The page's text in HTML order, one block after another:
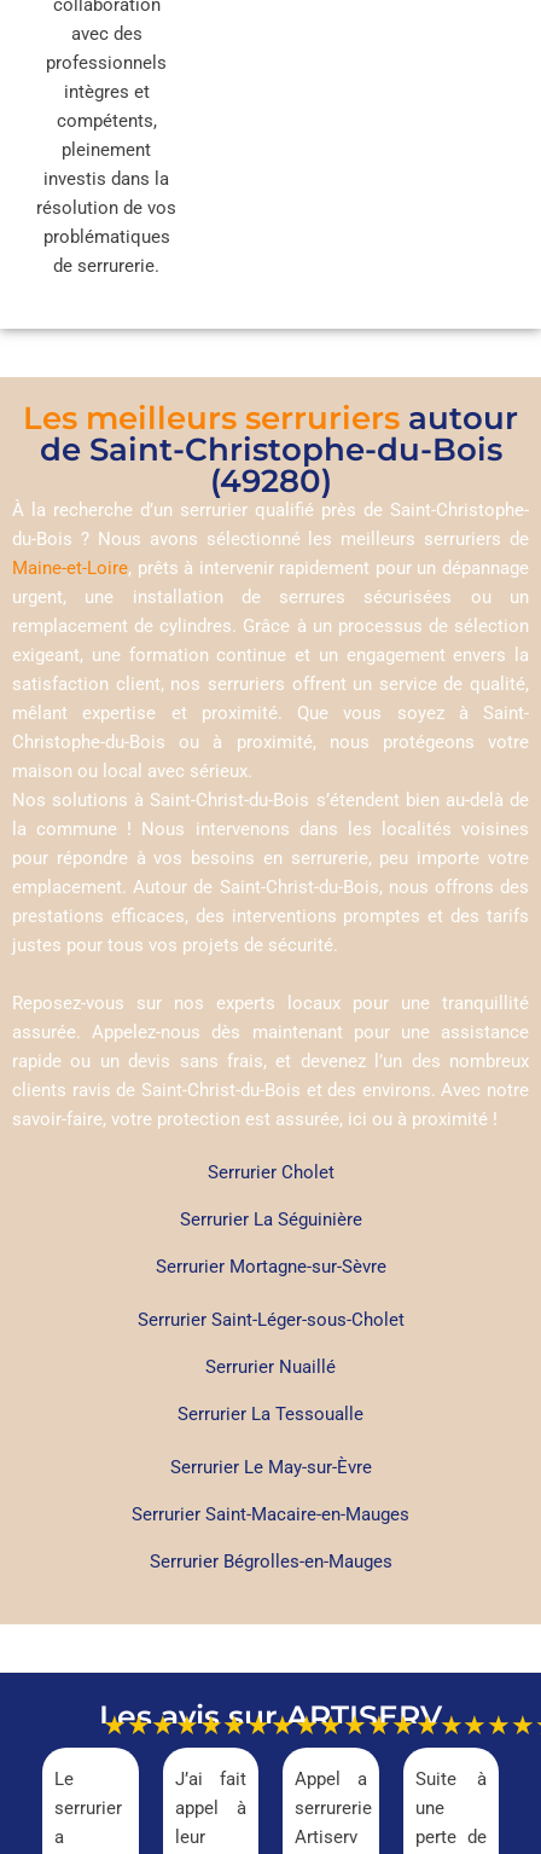
collaboration
avec des
professionnels
intègres et
compétents,
pleinement
investis dans la
résolution de vos
problématiques
de serrurerie.
Les meilleurs serruriers autour
de Saint-Christophe-du-Bois
(49280)
À la recherche d’un serrurier qualifié près de Saint-Christophe-
du-Bois ? Nous avons sélectionné les meilleurs serruriers de
Maine-et-Loire, prêts à intervenir rapidement pour un dépannage
urgent, une installation de serrures sécurisées ou un
remplacement de cylindres. Grâce à un processus de sélection
exigeant, une formation continue et un engagement envers la
satisfaction client, nos serruriers offrent un service de qualité,
mêlant expertise et proximité. Que vous soyez à Saint-
Christophe-du-Bois ou à proximité, nous protégeons votre
maison ou local avec sérieux.
Nos solutions à Saint-Christ-du-Bois s’étendent bien au-delà de
la commune ! Nous intervenons dans les localités voisines
pour répondre à vos besoins en serrurerie, peu importe votre
emplacement. Autour de Saint-Christ-du-Bois, nous offrons des
prestations efficaces, des interventions promptes et des tarifs
justes pour tous vos projets de sécurité.
Reposez-vous sur nos experts locaux pour une tranquillité
assurée. Appelez-nous dès maintenant pour une assistance
rapide ou un devis sans frais, et devenez l’un des nombreux
clients ravis de Saint-Christ-du-Bois et des environs. Avec notre
savoir-faire, votre protection est assurée, ici ou à proximité !
Serrurier Cholet
Serrurier La Séguinière
Serrurier Mortagne-sur-Sèvre
Serrurier Saint-Léger-sous-Cholet
Serrurier Nuaillé
Serrurier La Tessoualle
Serrurier Le May-sur-Èvre
Serrurier Saint-Macaire-en-Mauges
Serrurier Bégrolles-en-Mauges
Les avis sur ARTISERV
★★★★★
Le
serrurier
a
★★★★★
J’ai fait
appel à
leur
★★★★★
Appel a
serrurerie
Artiserv
Suite à
une
perte de